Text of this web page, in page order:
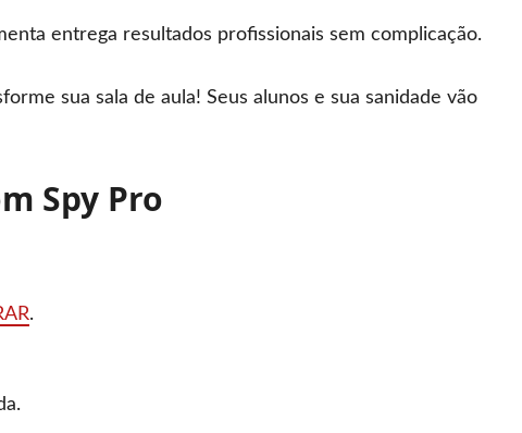
entrega resultados profissionais sem complicação.
sua sala de aula! Seus alunos e sua sanidade vão
Spy Pro
.